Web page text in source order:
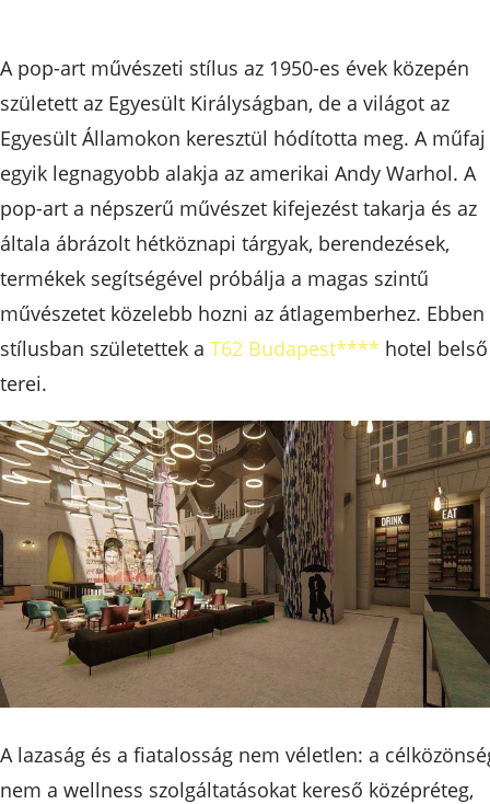
A pop-art művészeti stílus az 1950-es évek közepén
született az Egyesült Királyságban, de a világot az
Egyesült Államokon keresztül hódította meg. A műfaj
egyik legnagyobb alakja az amerikai Andy Warhol. A
pop-art a népszerű művészet kifejezést takarja és az
általa ábrázolt hétköznapi tárgyak, berendezések,
termékek segítségével próbálja a magas szintű
művészetet közelebb hozni az átlagemberhez. Ebben
stílusban születettek a T62 Budapest**** hotel belső
terei.
A lazaság és a fiatalosság nem véletlen: a
nem a wellness szolgáltatásokat kereső középréteg,